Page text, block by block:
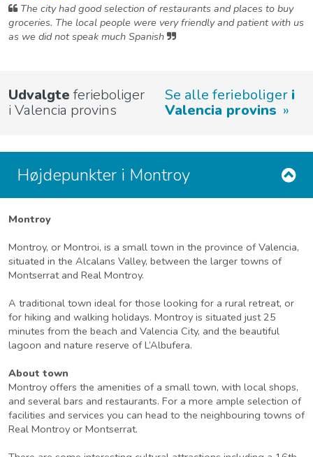
The city had good selection of restaurants and places to buy
groceries. The local people were very friendly and patient with us
as we did not speak much Spanish
Udvalgte ferieboliger
i Valencia provins
Se alle ferieboliger i
Valencia provins
Højdepunkter i Montroy
Montroy
Montroy, or Montroi, is a small town in the province of Valencia,
situated in the Alcalans Valley, between the larger towns of
Montserrat and Real Montroy.
A traditional town ideal for those looking for a rural retreat, or
for hiking and walking holidays. Montroy is situated just 25
minutes from the beach and Valencia City, and the beautiful
lagoon and nature reserve of L’Albufera.
About town
Montroy offers the amenities of a small town, with local shops,
and several bars and restaurants. For a more ample selection of
facilities and services you can head to the neighbouring towns of
Real Montroy or Montserrat.